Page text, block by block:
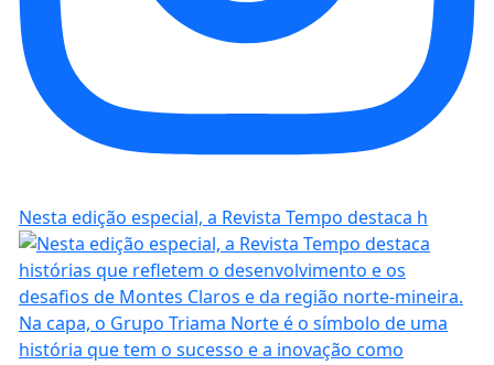
Nesta edição especial, a Revista Tempo destaca h